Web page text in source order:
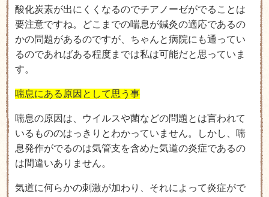
酸化炭素が出にくくなるのでチアノーゼがでることは
要注意ですね。どこまでの喘息が鍼灸の適応であるの
かの問題があるのですが、ちゃんと病院にも通ってい
るのであればある程度までは私は可能だと思っていま
す。
喘息にある原因として思う事
喘息の原因は、ウイルスや菌などの問題とは言われて
いるもののはっきりとわかっていません。しかし、喘
息発作がでるのは気管支を含めた気道の炎症であるの
は間違いありません。
気道に何らかの刺激が加わり、それによって炎症がで